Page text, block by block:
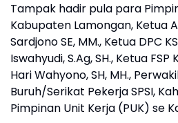
Tampak hadir pula para
Kabupaten Lamongan, Ketua
Sardjono SE, MM., Ketua DPC
Iswahyudi, S.Ag, SH., Ketua
Hari Wahyono, SH, MH.,
Buruh/Serikat Pekerja SPSI,
Pimpinan Unit Kerja (PUK) se